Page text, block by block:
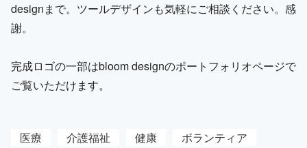
designまで。ツールデザインも気軽にご相談ください。感
謝。
完成ロゴの一部はbloom designのポートフォリオページで
ご覧いただけます。
医療 介護福祉 健康
ボランティア